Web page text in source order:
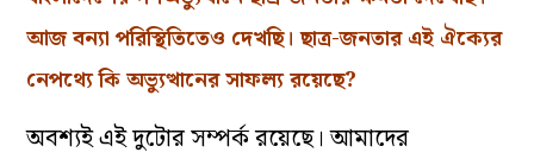
আজ বন্যা পরিস্থিতিতেও দেখছি। ছাত্র-জনতার এই ঐক্যের
নেপথ্যে কি অভ্যুত্থানের সাফল্য রয়েছে?
অবশ্যই এই দুটোর সম্পর্ক রয়েছে। আমাদের